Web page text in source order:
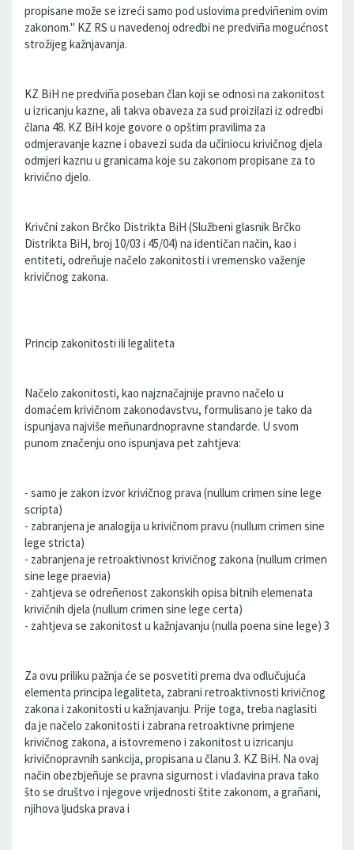
propisane može se izreći samo pod uslovima predviñenim ovim
zakonom.'' KZ RS u navedenoj odredbi ne predviña mogućnost
strožijeg kažnjavanja.
KZ BiH ne predviña poseban član koji se odnosi na zakonitost
u izricanju kazne, ali takva obaveza za sud proizilazi iz odredbi
člana 48. KZ BiH koje govore o opštim pravilima za
odmjeravanje kazne i obavezi suda da učiniocu krivičnog djela
odmjeri kaznu u granicama koje su zakonom propisane za to
krivično djelo.
Krivčni zakon Brčko Distrikta BiH (Službeni glasnik Brčko
Distrikta BiH, broj 10/03 i 45/04) na identičan način, kao i
entiteti, odreñuje načelo zakonitosti i vremensko važenje
krivičnog zakona.
Princip zakonitosti ili legaliteta
Načelo zakonitosti, kao najznačajnije pravno načelo u
domaćem krivičnom zakonodavstvu, formulisano je tako da
ispunjava najviše meñunardnopravne standarde. U svom
punom značenju ono ispunjava pet zahtjeva:
- samo je zakon izvor krivičnog prava (nullum crimen sine lege
scripta)
- zabranjena je analogija u krivičnom pravu (nullum crimen sine
lege stricta)
- zabranjena je retroaktivnost krivičnog zakona (nullum crimen
sine lege praevia)
- zahtjeva se odreñenost zakonskih opisa bitnih elemenata
krivičnih djela (nullum crimen sine lege certa)
- zahtjeva se zakonitost u kažnjavanju (nulla poena sine lege) 3
Za ovu priliku pažnja će se posvetiti prema dva odlučujuća
elementa principa legaliteta, zabrani retroaktivnosti krivičnog
zakona i zakonitosti u kažnjavanju. Prije toga, treba naglasiti
da je načelo zakonitosti i zabrana retroaktivne primjene
krivičnog zakona, a istovremeno i zakonitost u izricanju
krivičnopravnih sankcija, propisana u članu 3. KZ BiH. Na ovaj
način obezbjeñuje se pravna sigurnost i vladavina prava tako
što se društvo i njegove vrijednosti štite zakonom, a grañani,
njihova ljudska prava i